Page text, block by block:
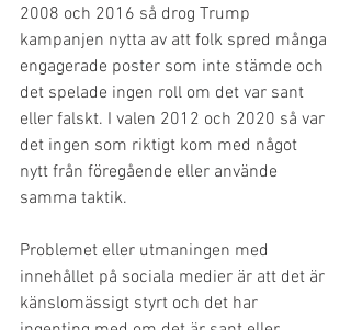
2008 och 2016 så drog Trump
kampanjen nytta av att folk spred många
engagerade poster som inte stämde och
det spelade ingen roll om det var sant
eller falskt. I valen 2012 och 2020 så var
det ingen som riktigt kom med något
nytt från föregående eller använde
samma taktik.
Problemet eller utmaningen med
innehållet på sociala medier är att det är
känslomässigt styrt och det har